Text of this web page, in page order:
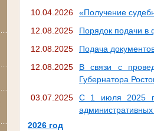
10.04.2026
«Получение
12.08.2025
Порядок подачи в
12.08.2025
Подача
12.08.2025
В связи с
Губернатора
03.07.2025
С 1 июля 2025
2026 год